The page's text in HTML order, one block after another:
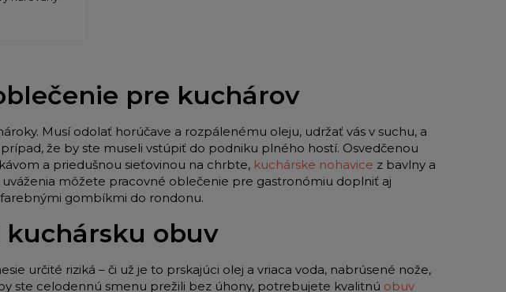
pre kuchárov
Musí odolať horúčave a rozpálenému oleju, udržať vás v suchu, a
že by ste museli vstúpiť do podniku plného hostí. Osvedčenou
a priedušnou sieťovinou na chrbte, kuchárske nohavice z bavlny a
môžete pracovné oblečenie pre gastronómiu doplniť aj
gombíkmi do rondonu.
obuv
určité riziká – či už je to prskajúci olej a vriaca voda, nabrúsené nože,
ste celodennú smenu prežili bez úhony, potrebujete kvalitnú obuv